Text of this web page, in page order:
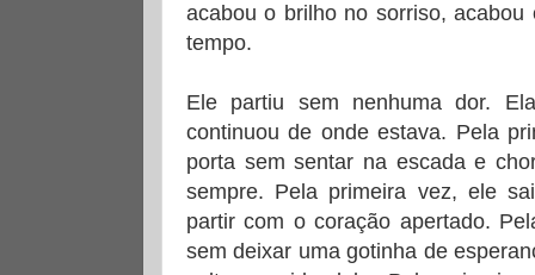
acabou o brilho no sorriso,
tempo.
Ele partiu sem nenhuma dor.
continuou de onde estava. Pela
porta sem sentar na escada e
sempre. Pela primeira vez, ele
partir com o coração apertado.
sem deixar uma gotinha de